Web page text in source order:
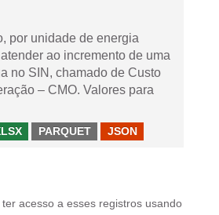
por unidade de energia
ao incremento de uma
no SIN, chamado de Custo
– CMO. Valores para
PARQUET JSON
acesso a esses registros usando